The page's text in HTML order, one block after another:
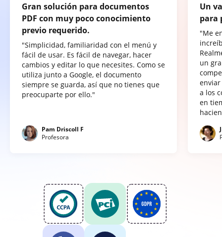
Gran solución para documentos
PDF con muy poco conocimiento
previo requerido.
"Simplicidad, familiaridad con el menú y
fácil de usar. Es fácil de navegar, hacer
cambios y editar lo que necesites. Como se
utiliza junto a Google, el documento
siempre se guarda, así que no tienes que
preocuparte por ello."
Pam Driscoll F
Profesora
Un
para
"Me
un
a los
en